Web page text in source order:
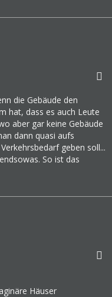
die Gebäude den
hat, dass es auch Leute
aber gar keine Gebäude
dann quasi aufs
geben soll...
So ist das
Häuser